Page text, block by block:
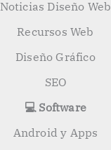
Noticias Diseño Web
Recursos Web
Diseño Gráfico
SEO
💻 Software
Android y Apps